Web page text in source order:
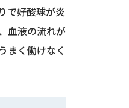
で好酸球が炎
血液の流れが
まく働けなく